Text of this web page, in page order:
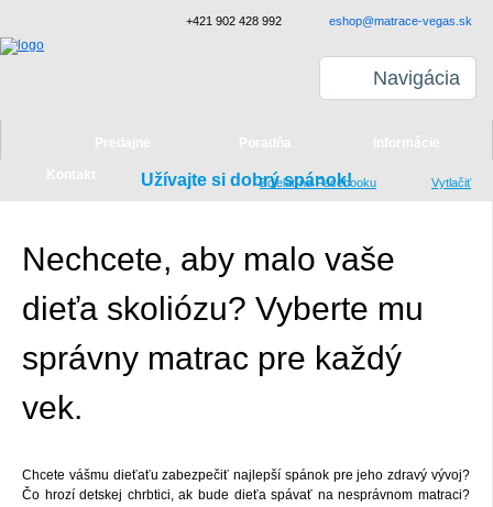
Užívajte si dobrý spánok!
Zdielať na Facebooku Vytlačiť
Nechcete, aby malo vaše
dieťa skoliózu? Vyberte mu
správny matrac pre každý
vek.
Chcete vášmu dieťaťu zabezpečiť najlepší spánok pre jeho zdravý vývoj?
Čo hrozí detskej chrbtici, ak bude dieťa spávať na nesprávnom matraci?
+421 902 428 992 eshop@matrace-vegas.sk
Navigácia
Predajne Poradňa Informácie
Kontakt